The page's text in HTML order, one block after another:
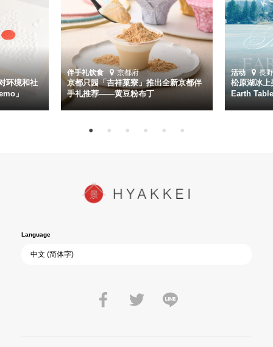
环境和社
」
伴手礼饮食 京都府
京都只园「吉祥菓寮」推出全新京都伴
手礼推荐——黄豆粉布丁
活动 長
松原湖冰
Earth
Language